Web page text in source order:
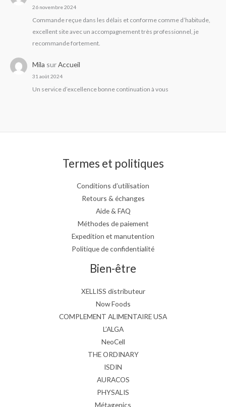
26 novembre 2024
Commande reçue dans les délais et conforme comme d’habitude,
excellent site avec un accompagnement très professionnel, je
recommande fortement.
Mila surAccueil
31 août 2024
Un service d’excellence bonne continuation à vous
Termes et politiques
Conditions d’utilisation
Retours & échanges
Aide & FAQ
Méthodes de paiement
Expedition et manutention
Politique de confidentialité
Bien-être
XELLISS distributeur
Now Foods
COMPLEMENT ALIMENTAIRE USA
L’ALGA
NeoCell
THE ORDINARY
ISDIN
AURACOS
PHYSALIS
Métagenics